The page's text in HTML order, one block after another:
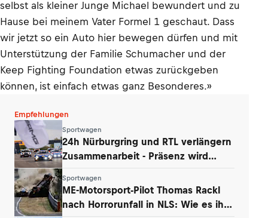
selbst als kleiner Junge Michael bewundert und zu
Hause bei meinem Vater Formel 1 geschaut. Dass
wir jetzt so ein Auto hier bewegen dürfen und mit
Unterstützung der Familie Schumacher und der
Keep Fighting Foundation etwas zurückgeben
können, ist einfach etwas ganz Besonderes.»
Empfehlungen
Sportwagen
24h Nürburgring und RTL verlängern
Zusammenarbeit - Präsenz wird
Sportwagen
ME-Motorsport-Pilot Thomas Rackl
nach Horrorunfall in NLS: Wie es ihm